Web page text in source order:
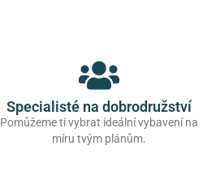
Specialisté na dobrodružství
Pomůžeme ti vybrat ideální vybavení na
míru tvým plánům.